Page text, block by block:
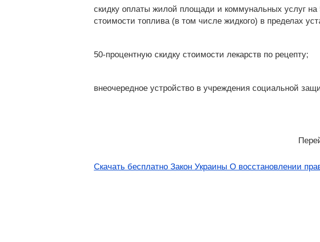
скидку оплаты жилой площади и коммунальных услуг на
стоимости топлива (в том числе жидкого) в пределах
50-процентную скидку стоимости лекарств по рецепту;
внеочередное устройство в учреждения социальной
Скачать бесплатно Закон Украины О восстановлении